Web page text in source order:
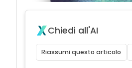
Chiedi all'AI
Riassumi questo articolo